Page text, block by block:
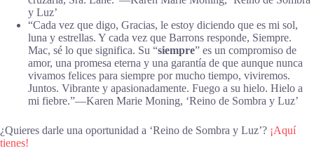
y Luz’
“Cada vez que digo, Gracias, le estoy diciendo que es mi sol,
luna y estrellas. Y cada vez que Barrons responde, Siempre.
Mac, sé lo que significa. Su “siempre” es un compromiso de
amor, una promesa eterna y una garantía de que aunque nunca
vivamos felices para siempre por mucho tiempo, viviremos.
Juntos. Vibrante y apasionadamente. Fuego a su hielo. Hielo a
mi fiebre.”―Karen Marie Moning, ‘Reino de Sombra y Luz’
¿Quieres darle una oportunidad a ‘Reino de Sombra y Luz’? ¡Aquí
tienes!